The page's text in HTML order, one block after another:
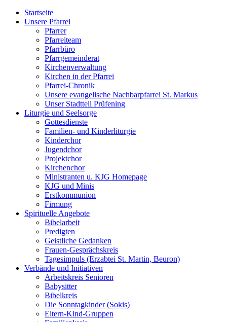
Startseite
Unsere Pfarrei
Pfarrer
Pfarreiteam
Pfarrbüro
Pfarrgemeinderat
Kirchenverwaltung
Kirchen in der Pfarrei
Pfarrei-Chronik
Unsere evangelische Nachbarpfarrei St. Markus
Unser Stadtteil Prüfening
Liturgie und Seelsorge
Gottesdienste
Familien- und Kinderliturgie
Kinderchor
Jugendchor
Projektchor
Kirchenchor
Ministranten u. KJG Homepage
KJG und Minis
Erstkommunion
Firmung
Spirituelle Angebote
Bibelarbeit
Predigten
Geistliche Gedanken
Frauen-Gesprächskreis
Tagesimpuls (Erzabtei St. Martin, Beuron)
Verbände und Initiativen
Arbeitskreis Senioren
Babysitter
Bibelkreis
Die Sonntagkinder (Sokis)
Eltern-Kind-Gruppen